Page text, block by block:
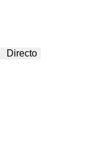
Directo